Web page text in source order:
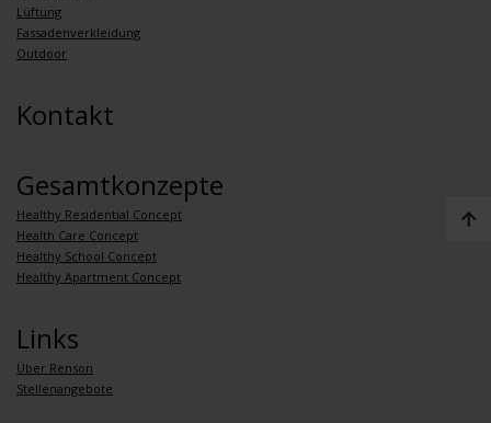
Lüftung
Fassadenverkleidung
Outdoor
Kontakt
Gesamtkonzepte
Healthy Residential Concept
Health Care Concept
Healthy School Concept
Healthy Apartment Concept
Links
Über Renson
Stellenangebote